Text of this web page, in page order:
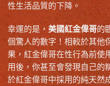
性生活品質的下降。
幸運的是， 美國紅金偉哥的
個驚人的數字！相較於其他
果，紅金偉哥在性行為前使
用後，你甚至會發現自己的
於紅金偉哥中採用的純天然